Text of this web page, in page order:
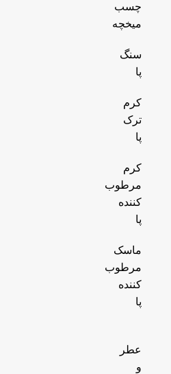
چسب
میخچه
سنگ
پا
کرم
ترک
پا
کرم
مرطوب
کننده
پا
ماسک
مرطوب
کننده
پا
عطر
و